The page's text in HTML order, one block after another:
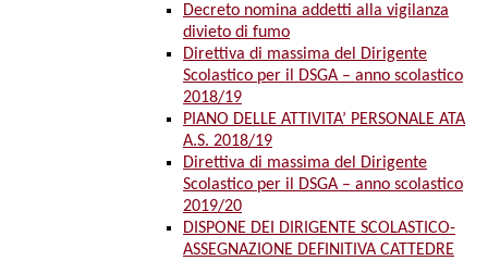
Decreto nomina addetti alla vigilanza
divieto di fumo
Direttiva di massima del Dirigente
Scolastico per il DSGA – anno scolastico
2018/19
PIANO DELLE ATTIVITA’ PERSONALE ATA
A.S. 2018/19
Direttiva di massima del Dirigente
Scolastico per il DSGA – anno scolastico
2019/20
DISPONE DEI DIRIGENTE SCOLASTICO-
ASSEGNAZIONE DEFINITIVA CATTEDRE